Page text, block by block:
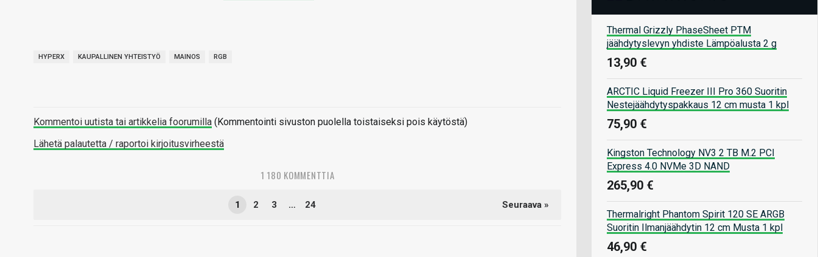
HYPERX KAUPALLINEN YHTEISTYÖ MAINOS RGB
Kommentoi uutista tai artikkelia foorumilla (Kommentointi sivuston puolella toistaiseksi pois käytöstä)
Lähetä palautetta / raportoi kirjoitusvirheestä
1 180 KOMMENTTIA
1 2 3 … 24 Seuraava »
Thermal Grizzly PhaseSheet PTM
jäähdytyslevyn yhdiste Lämpöalusta 2 g
13,90 €
ARCTIC Liquid Freezer III Pro 360 Suoritin
Nestejäähdytyspakkaus 12 cm musta 1 kpl
75,90 €
Kingston Technology NV3 2 TB M.2 PCI
Express 4.0 NVMe 3D NAND
265,90 €
Thermalright Phantom Spirit 120 SE ARGB
Suoritin Ilmanjäähdytin 12 cm Musta 1 kpl
46,90 €